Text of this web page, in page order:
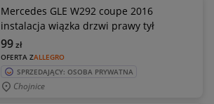
Mercedes GLE W292 coupe 2016
instalacja wiązka drzwi prawy tył
OFERTA ZALLEGRO
99zł
SPRZEDAJĄCY: OSOBA PRYWATNA
Chojnice